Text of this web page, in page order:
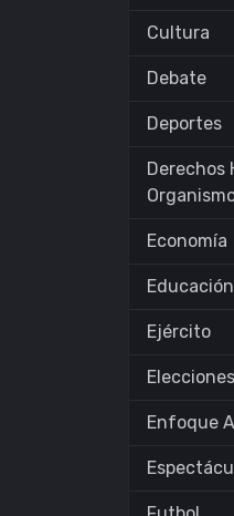
Cultura
Debate
Deportes
Derechos
Economía
Educación
Ejército
Elecciones
Enfoque